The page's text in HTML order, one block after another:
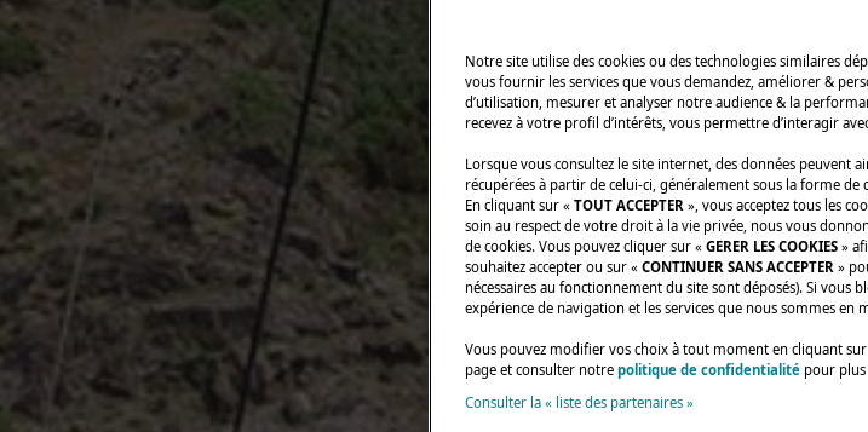
Notre site utilise des cookies ou des technologies similaires
vous fournir les services que vous demandez, améliorer &
d’utilisation, mesurer et analyser notre audience & la
recevez à votre profil d’intérêts, vous permettre d’interagir
Lorsque vous consultez le site internet, des données peuvent
récupérées à partir de celui-ci, généralement sous la forme de
En cliquant sur « TOUT ACCEPTER », vous acceptez tous les
soin au respect de votre droit à la vie privée, nous vous
de cookies. Vous pouvez cliquer sur « GERER LES COOKIES »
souhaitez accepter ou sur « CONTINUER SANS ACCEPTER »
nécessaires au fonctionnement du site sont déposés). Si vous
expérience de navigation et les services que nous sommes
Vous pouvez modifier vos choix à tout moment en cliquant sur
page et consulter notre politique de confidentialité pour
Consulter la « liste des partenaires »